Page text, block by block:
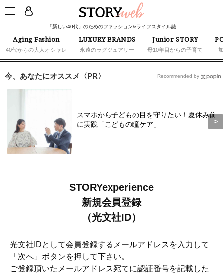
「新しい40代」のためのファッション&ライフスタイル誌
Aging Fashion
40代からの大人オシャレ
LUXURY BRANDS
永遠のラグジュアリー
Junior STORY
母10年目からの子育て
今、あなたにオススメ〈PR〉
スマホから子どもの目を守りたい！夏休み前
に実践「こどもの瞳ケア」
Recommended by
STORYexperience
新規会員登録
（光文社ID）
光文社IDとして会員登録するメールアドレスを入力して
「次へ」ボタンを押して下さい。
ご登録頂いたメールアドレス宛てに認証番号を記載した